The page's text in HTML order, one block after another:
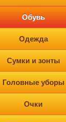
Обувь
Одежда
Сумки и зонты
Головные уборы
Очки